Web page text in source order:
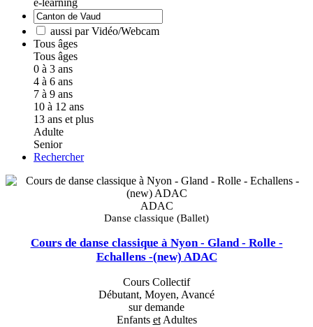
aussi par Vidéo/Webcam
Tous âges
Tous âges
0 à 3 ans
4 à 6 ans
7 à 9 ans
10 à 12 ans
13 ans et plus
Adulte
Senior
Rechercher
ADAC
Danse classique (Ballet)
Cours de danse classique à Nyon - Gland - Rolle -
Echallens -(new) ADAC
Cours Collectif
Débutant, Moyen, Avancé
sur demande
Enfants etAdultes